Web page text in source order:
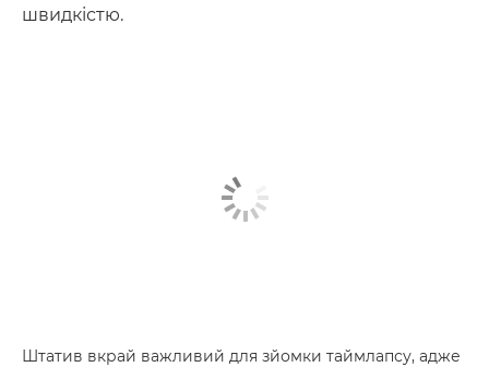
швидкістю.
Штатив вкрай важливий для зйомки таймлапсу, адже